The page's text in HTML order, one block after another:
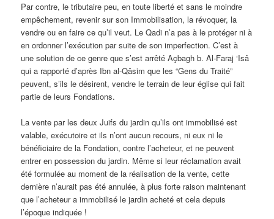
Par contre, le tributaire peu, en toute liberté et sans le moindre
empêchement, revenir sur son Immobilisation, la révoquer, la
vendre ou en faire ce qu’il veut. Le Qadi n’a pas à le protéger ni à
en ordonner l’exécution par suite de son imperfection. C’est à
une solution de ce genre que s’est arrêté Açbagh b. Al-Faraj ‘Isâ
qui a rapporté d’après Ibn al-Qâsim que les “Gens du Traité”
peuvent, s’ils le désirent, vendre le terrain de leur église qui fait
partie de leurs Fondations.
La vente par les deux Juifs du jardin qu’ils ont immobilisé est
valable, exécutoire et ils n’ont aucun recours, ni eux ni le
bénéficiaire de la Fondation, contre l’acheteur, et ne peuvent
entrer en possession du jardin. Même si leur réclamation avait
été formulée au moment de la réalisation de la vente, cette
dernière n’aurait pas été annulée, à plus forte raison maintenant
que l’acheteur a immobilisé le jardin acheté et cela depuis
l’époque indiquée !